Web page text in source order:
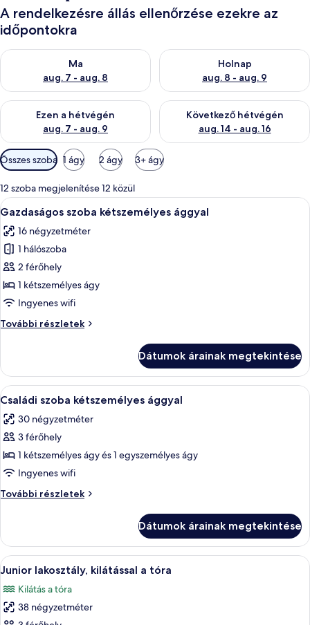
A rendelkezésre állás ellenőrzése ezekre az
időpontokra
Ma
aug. 7 - aug. 8
A ma esti rendelkezésre állás ellenőrzése: aug. 7 - aug. 8
Holnap
aug. 8 - aug. 9
A holnapi rendelkezésre állás
Ezen a hétvégén
aug. 7 - aug. 9
A mostani hétvégi rendelkezésre állás ellenőrzése: aug. 7 -
Következő hétvégén
aug. 14 - aug. 16
A következő hétvégi
Szobákhoz
rendelkezésre
álló
szűrők
Összes szoba 1 ágy 2 ágy 3+ ágy
12 szoba megjelenítése 12 közül
A
következő
szoba
összes
képének
megtekintése:
Gazdaságos
kétszemélyes
Egy szállodai szoba, amelyben van
4
Gazdaságos szoba kétszemélyes ággyal
16 négyzetméter
1 hálószoba
2 férőhely
1 kétszemélyes ágy
Ingyenes wifi
További részletek
Gazdaságos
további
részletei
Dátumok árainak megtekintése
A
következő
szoba
összes
képének
megtekintése:
Családi
szoba
ággyal
Családi szoba kétszemélyes ággyal |
5
Családi szoba kétszemélyes ággyal
30 négyzetméter
3 férőhely
1 kétszemélyes ágy és 1 egyszemélyes ágy
Ingyenes wifi
További részletek
Családi
további
részletei
Dátumok árainak megtekintése
A
következő
szoba
összes
Egy nappali, amelyben van egy
5
Junior lakosztály, kilátással a tóra
Kilátás a tóra
38 négyzetméter